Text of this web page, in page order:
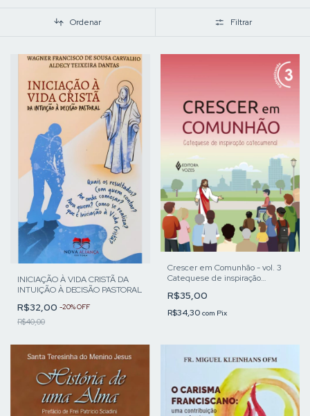
Ordenar Filtrar
INICIAÇÃO À VIDA CRISTÃ DA
INTUIÇÃO À DECISÃO PASTORAL
R$32,00 -20%OFF
R$40,00
Crescer em Comunhão - vol. 3
Catequese de inspiração
R$35,00
R$34,30 com Pix